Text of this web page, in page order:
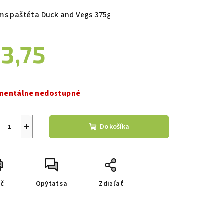
paštéta Duck and Vegs 375g
nedostupné
+ Do košíka
Opýtať sa Zdieľať